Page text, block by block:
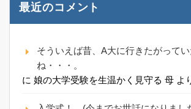
最近のコメント
そういえば昔、A大に行きたがってい
ね・・・。
に 娘の大学受験を生温かく見守る 母 よ